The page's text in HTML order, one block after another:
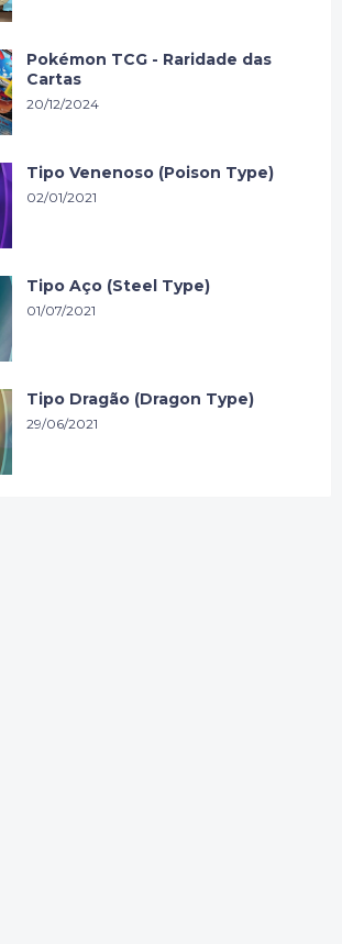
Pokémon TCG - Raridade das
Cartas
20/12/2024
Tipo Venenoso (Poison Type)
02/01/2021
Tipo Aço (Steel Type)
01/07/2021
Tipo Dragão (Dragon Type)
29/06/2021